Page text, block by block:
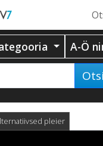
A-Ö
Otsi
pleier